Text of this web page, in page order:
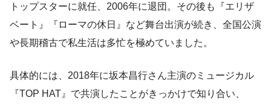
トップスターに就任、2006年に退団。その後も『エリザ
ベート』『ローマの休日』など舞台出演が続き、全国公演
や長期稽古で私生活は多忙を極めていました。
具体的には、2018年に坂本昌行さん主演のミュージカル
『TOP HAT』で共演したことがきっかけで知り合い、